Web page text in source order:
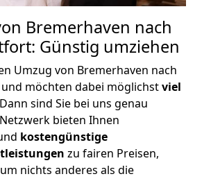
Bremerhaven nach
Günstig umziehen
Umzug von Bremerhaven nach
möchten dabei möglichstviel
Dann sind Sie bei uns genau
bieten Ihnen
kostengünstige
zu fairen Preisen,
nichts anderes als die